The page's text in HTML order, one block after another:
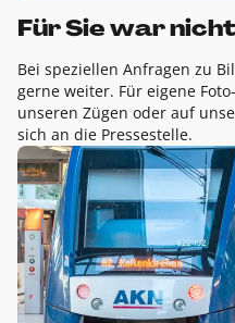
Für Sie war
Bei speziellen Anfragen zu
gerne weiter. Für eigene
unseren Zügen oder auf
sich an die Pressestelle.